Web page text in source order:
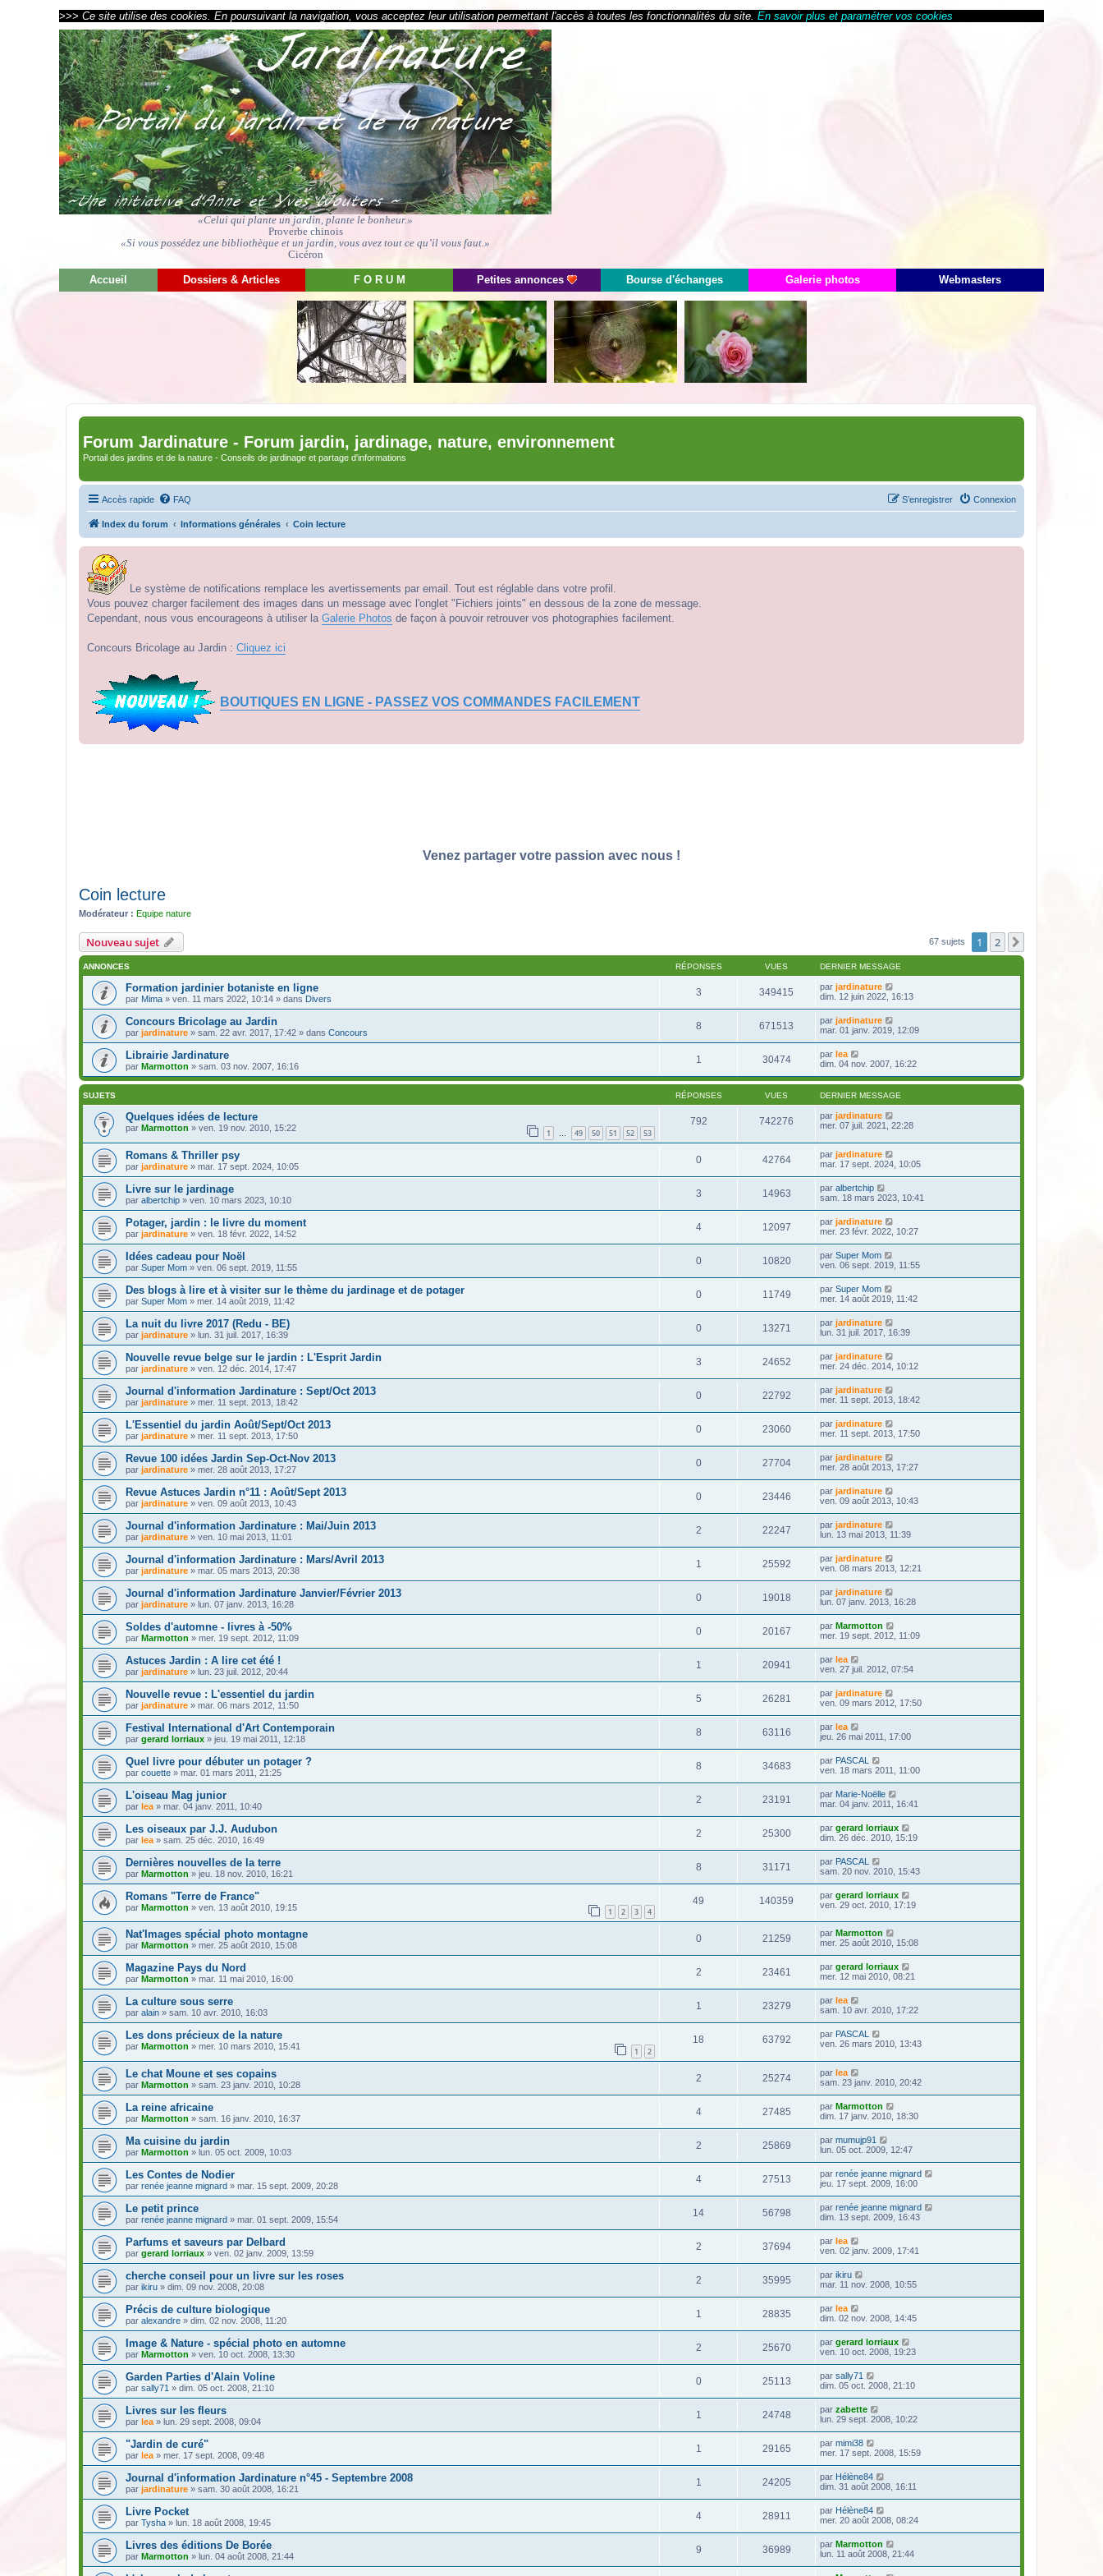
>>> Ce site utilise des cookies. En poursuivant la navigation, vous acceptez leur utilisation permettant l'accès à toutes les fonctionnalités du site. En savoir plus et paramétrer vos cookies
«Celui qui plante un jardin, plante le bonheur.»
Proverbe chinois
«Si vous possédez une bibliothèque et un jardin, vous avez tout ce qu’il vous faut.»
Cicéron
Accueil Dossiers & Articles F O R U M Petites annonces Bourse d'échanges Galerie photos Webmasters
Forum Jardinature - Forum jardin, jardinage, nature, environnement
Portail des jardins et de la nature - Conseils de jardinage et partage d'informations
Accès rapide FAQ Connexion
S’enregistrer
Index du forum Informations générales Coin lecture
Le système de notifications remplace les avertissements par email. Tout est réglable dans votre profil.
Vous pouvez charger facilement des images dans un message avec l'onglet "Fichiers joints" en dessous de la zone de message.
Cependant, nous vous encourageons à utiliser la Galerie Photos de façon à pouvoir retrouver vos photographies facilement.
Concours Bricolage au Jardin : Cliquez ici
BOUTIQUES EN LIGNE - PASSEZ VOS COMMANDES FACILEMENT
Venez partager votre passion avec nous !
Coin lecture
Modérateur : Equipe nature
Nouveau sujet 67 sujets 1 2
ANNONCES RÉPONSES VUES DERNIER MESSAGE
Formation jardinier botaniste en ligne
par Mima » ven. 11 mars 2022, 10:14 » dans Divers
3 349415 par jardinature
dim. 12 juin 2022, 16:13
Concours Bricolage au Jardin
par jardinature » sam. 22 avr. 2017, 17:42 » dans Concours
8 671513 par jardinature
mar. 01 janv. 2019, 12:09
Librairie Jardinature
par Marmotton » sam. 03 nov. 2007, 16:16
1 30474 par lea
dim. 04 nov. 2007, 16:22
SUJETS RÉPONSES VUES DERNIER MESSAGE
Quelques idées de lecture
par Marmotton » ven. 19 nov. 2010, 15:22 1 … 49 50 51 52 53
792 742276 par jardinature
mer. 07 juil. 2021, 22:28
Romans & Thriller psy
par jardinature » mar. 17 sept. 2024, 10:05
0 42764 par jardinature
mar. 17 sept. 2024, 10:05
Livre sur le jardinage
par albertchip » ven. 10 mars 2023, 10:10
3 14963 par albertchip
sam. 18 mars 2023, 10:41
Potager, jardin : le livre du moment
par jardinature » ven. 18 févr. 2022, 14:52
4 12097 par jardinature
mer. 23 févr. 2022, 10:27
Idées cadeau pour Noël
par Super Mom » ven. 06 sept. 2019, 11:55
0 10820 par Super Mom
ven. 06 sept. 2019, 11:55
Des blogs à lire et à visiter sur le thème du jardinage et de potager
par Super Mom » mer. 14 août 2019, 11:42
0 11749 par Super Mom
mer. 14 août 2019, 11:42
La nuit du livre 2017 (Redu - BE)
par jardinature » lun. 31 juil. 2017, 16:39
0 13271 par jardinature
lun. 31 juil. 2017, 16:39
Nouvelle revue belge sur le jardin : L'Esprit Jardin
par jardinature » ven. 12 déc. 2014, 17:47
3 24652 par jardinature
mer. 24 déc. 2014, 10:12
Journal d'information Jardinature : Sept/Oct 2013
par jardinature » mer. 11 sept. 2013, 18:42
0 22792 par jardinature
mer. 11 sept. 2013, 18:42
L'Essentiel du jardin Août/Sept/Oct 2013
par jardinature » mer. 11 sept. 2013, 17:50
0 23060 par jardinature
mer. 11 sept. 2013, 17:50
Revue 100 idées Jardin Sep-Oct-Nov 2013
par jardinature » mer. 28 août 2013, 17:27
0 27704 par jardinature
mer. 28 août 2013, 17:27
Revue Astuces Jardin n°11 : Août/Sept 2013
par jardinature » ven. 09 août 2013, 10:43
0 23446 par jardinature
ven. 09 août 2013, 10:43
Journal d'information Jardinature : Mai/Juin 2013
par jardinature » ven. 10 mai 2013, 11:01
2 22247 par jardinature
lun. 13 mai 2013, 11:39
Journal d'information Jardinature : Mars/Avril 2013
par jardinature » mar. 05 mars 2013, 20:38
1 25592 par jardinature
ven. 08 mars 2013, 12:21
Journal d'information Jardinature Janvier/Février 2013
par jardinature » lun. 07 janv. 2013, 16:28
0 19018 par jardinature
lun. 07 janv. 2013, 16:28
Soldes d'automne - livres à -50%
par Marmotton » mer. 19 sept. 2012, 11:09
0 20167 par Marmotton
mer. 19 sept. 2012, 11:09
Astuces Jardin : A lire cet été !
par jardinature » lun. 23 juil. 2012, 20:44
1 20941 par lea
ven. 27 juil. 2012, 07:54
Nouvelle revue : L'essentiel du jardin
par jardinature » mar. 06 mars 2012, 11:50
5 26281 par jardinature
ven. 09 mars 2012, 17:50
Festival International d'Art Contemporain
par gerard lorriaux » jeu. 19 mai 2011, 12:18
8 63116 par lea
jeu. 26 mai 2011, 17:00
Quel livre pour débuter un potager ?
par couette » mar. 01 mars 2011, 21:25
8 34683 par PASCAL
ven. 18 mars 2011, 11:00
L'oiseau Mag junior
par lea » mar. 04 janv. 2011, 10:40
2 23191 par Marie-Noëlle
mar. 04 janv. 2011, 16:41
Les oiseaux par J.J. Audubon
par lea » sam. 25 déc. 2010, 16:49
2 25300 par gerard lorriaux
dim. 26 déc. 2010, 15:19
Dernières nouvelles de la terre
par Marmotton » jeu. 18 nov. 2010, 16:21
8 31171 par PASCAL
sam. 20 nov. 2010, 15:43
Romans "Terre de France"
par Marmotton » ven. 13 août 2010, 19:15 1 2 3 4
49 140359 par gerard lorriaux
ven. 29 oct. 2010, 17:19
Nat'Images spécial photo montagne
par Marmotton » mer. 25 août 2010, 15:08
0 21259 par Marmotton
mer. 25 août 2010, 15:08
Magazine Pays du Nord
par Marmotton » mar. 11 mai 2010, 16:00
2 23461 par gerard lorriaux
mer. 12 mai 2010, 08:21
La culture sous serre
par alain » sam. 10 avr. 2010, 16:03
1 23279 par lea
sam. 10 avr. 2010, 17:22
Les dons précieux de la nature
par Marmotton » mer. 10 mars 2010, 15:41 1 2
18 63792 par PASCAL
ven. 26 mars 2010, 13:43
Le chat Moune et ses copains
par Marmotton » sam. 23 janv. 2010, 10:28
2 25274 par lea
sam. 23 janv. 2010, 20:42
La reine africaine
par Marmotton » sam. 16 janv. 2010, 16:37
4 27485 par Marmotton
dim. 17 janv. 2010, 18:30
Ma cuisine du jardin
par Marmotton » lun. 05 oct. 2009, 10:03
2 25869 par mumujp91
lun. 05 oct. 2009, 12:47
Les Contes de Nodier
par renée jeanne mignard » mar. 15 sept. 2009, 20:28
4 27513 par renée jeanne mignard
jeu. 17 sept. 2009, 16:00
Le petit prince
par renée jeanne mignard » mar. 01 sept. 2009, 15:54
14 56798 par renée jeanne mignard
dim. 13 sept. 2009, 16:43
Parfums et saveurs par Delbard
par gerard lorriaux » ven. 02 janv. 2009, 13:59
2 37694 par lea
ven. 02 janv. 2009, 17:41
cherche conseil pour un livre sur les roses
par ikiru » dim. 09 nov. 2008, 20:08
2 35995 par ikiru
mar. 11 nov. 2008, 10:55
Précis de culture biologique
par alexandre » dim. 02 nov. 2008, 11:20
1 28835 par lea
dim. 02 nov. 2008, 14:45
Image & Nature - spécial photo en automne
par Marmotton » ven. 10 oct. 2008, 13:30
2 25670 par gerard lorriaux
ven. 10 oct. 2008, 19:23
Garden Parties d'Alain Voline
par sally71 » dim. 05 oct. 2008, 21:10
0 25113 par sally71
dim. 05 oct. 2008, 21:10
Livres sur les fleurs
par lea » lun. 29 sept. 2008, 09:04
1 24748 par zabette
lun. 29 sept. 2008, 10:22
"Jardin de curé"
par lea » mer. 17 sept. 2008, 09:48
1 29165 par mimi38
mer. 17 sept. 2008, 15:59
Journal d'information Jardinature n°45 - Septembre 2008
par jardinature » sam. 30 août 2008, 16:21
1 24205 par Hélène84
dim. 31 août 2008, 16:11
Livre Pocket
par Tysha » lun. 18 août 2008, 19:45
4 28911 par Hélène84
mer. 20 août 2008, 08:24
Livres des éditions De Borée
par Marmotton » lun. 04 août 2008, 21:44
9 36989 par Marmotton
lun. 11 août 2008, 21:44